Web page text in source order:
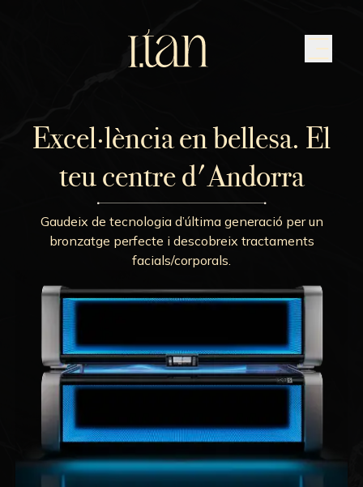
Excel·lència en bellesa. El
teu centre d'Andorra
Gaudeix de tecnologia d’última generació per un
bronzatge perfecte i descobreix tractaments
facials/corporals.